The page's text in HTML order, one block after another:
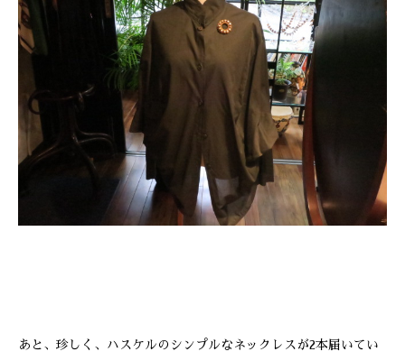
あと、珍しく、ハスケルのシンプルなネックレスが2本届いてい